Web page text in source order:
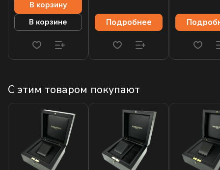
В корзину
В корзине
Подробнее
С этим товаром покупают